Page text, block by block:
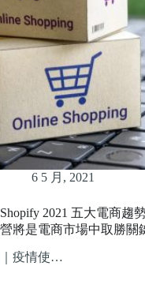
6 5 月, 2021
Shopify 2021 五大電商趨
營將是電商市場中取勝關
｜疫情使…